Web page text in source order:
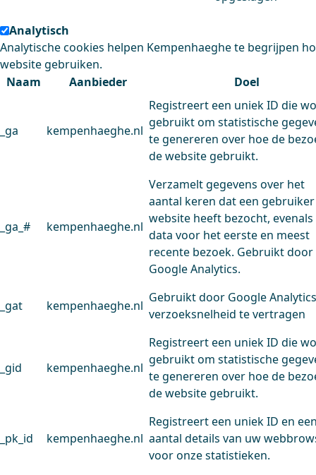
Analytisch
Analytische cookies helpen Kempenhaeghe te begrijpen
website gebruiken.
Naam
Aanbieder Doel
_ga kempenhaeghe.nl
Registreert een uniek ID die
gebruikt om statistische
te genereren over hoe de
de website gebruikt.
_ga_# kempenhaeghe.nl
Verzamelt gegevens over het
aantal keren dat een
website heeft bezocht, evenals
data voor het eerste en meest
recente bezoek. Gebruikt door
Google Analytics.
_gat kempenhaeghe.nl
Gebruikt door Google
verzoeksnelheid te vertragen
_gid kempenhaeghe.nl
Registreert een uniek ID die
gebruikt om statistische
te genereren over hoe de
de website gebruikt.
_pk_id kempenhaeghe.nl
Registreert een uniek ID en
aantal details van uw
voor onze statistieken.